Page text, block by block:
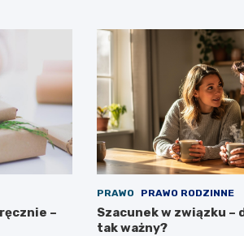
–
PRAWO PRAWO RODZINNE
Szacunek w związku –
tak ważny?